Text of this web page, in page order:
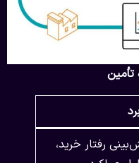
تأمین
رفتار خرید،